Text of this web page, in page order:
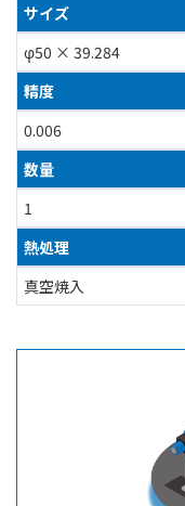
サイズ
φ50 × 39.284
精度
0.006
数量
1
熱処理
真空焼入